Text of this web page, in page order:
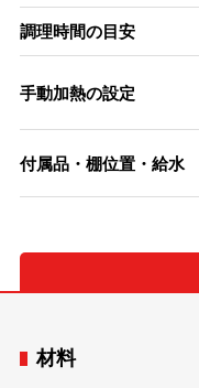
調理時間の目安
手動加熱の設定
付属品・棚位置・給水
材料